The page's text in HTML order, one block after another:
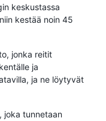
keskustassa
kestää noin 45
jonka reitit
ja
ja ne löytyvät
joka tunnetaan